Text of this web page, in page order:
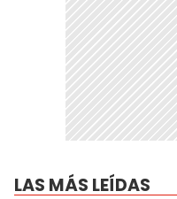
LAS MÁS LEÍDAS